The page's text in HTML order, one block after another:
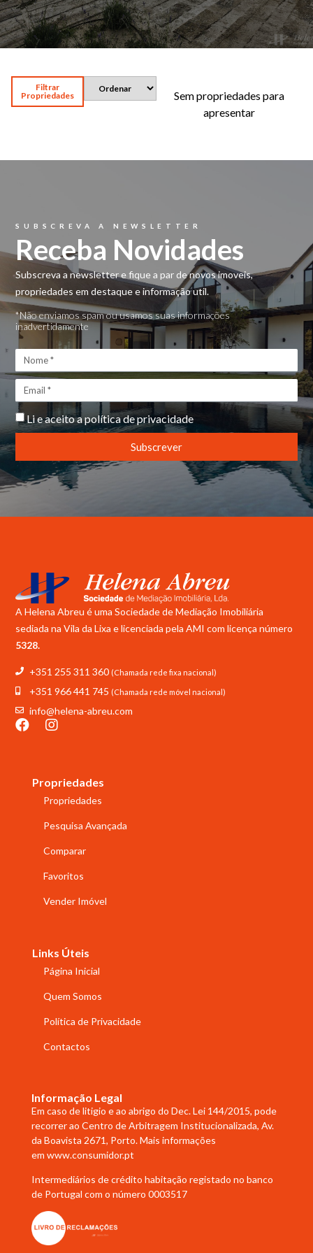
Filtrar
Propriedades
Sem propriedades para
apresentar
SUBSCREVA A NEWSLETTER
Receba Novidades
Subscreva a newsletter e fique a par de novos imoveis,
propriedades em destaque e informação util.
*Não enviamos spam ou usamos suas informações
inadvertidamente
Li e aceito apolítica de privacidade
Subscrever
A Helena Abreu é uma Sociedade de Mediação Imobiliária
sediada na Vila da Lixa e licenciada pelaAMI com licença número
5328.
+351 255 311 360 (Chamada rede fixa nacional)
+351 966 441 745 (Chamada rede móvel nacional)
info@helena-abreu.com
Propriedades
Propriedades
Pesquisa Avançada
Comparar
Favoritos
Vender Imóvel
Links Úteis
Página Inicial
Quem Somos
Política de Privacidade
Contactos
Informação Legal
Em caso de litigio e ao abrigo do Dec. Lei 144/2015, pode
recorrer ao Centro de Arbitragem Institucionalizada, Av.
da Boavista 2671, Porto. Mais informações
emwww.consumidor.pt
Intermediários de crédito habitação registado no banco
de Portugal com o número 0003517
Selecionar opções
Quartos de Banho
Garagens
Aplicar Filtros